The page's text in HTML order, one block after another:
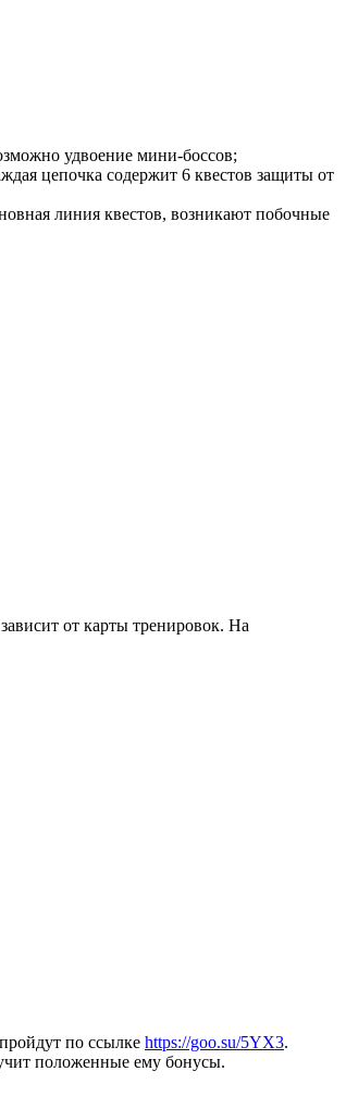
удвоение мини-боссов;
цепочка содержит 6 квестов защиты от
линия квестов, возникают побочные
от карты тренировок. На
по ссылке https://goo.su/5YX3.
положенные ему бонусы.